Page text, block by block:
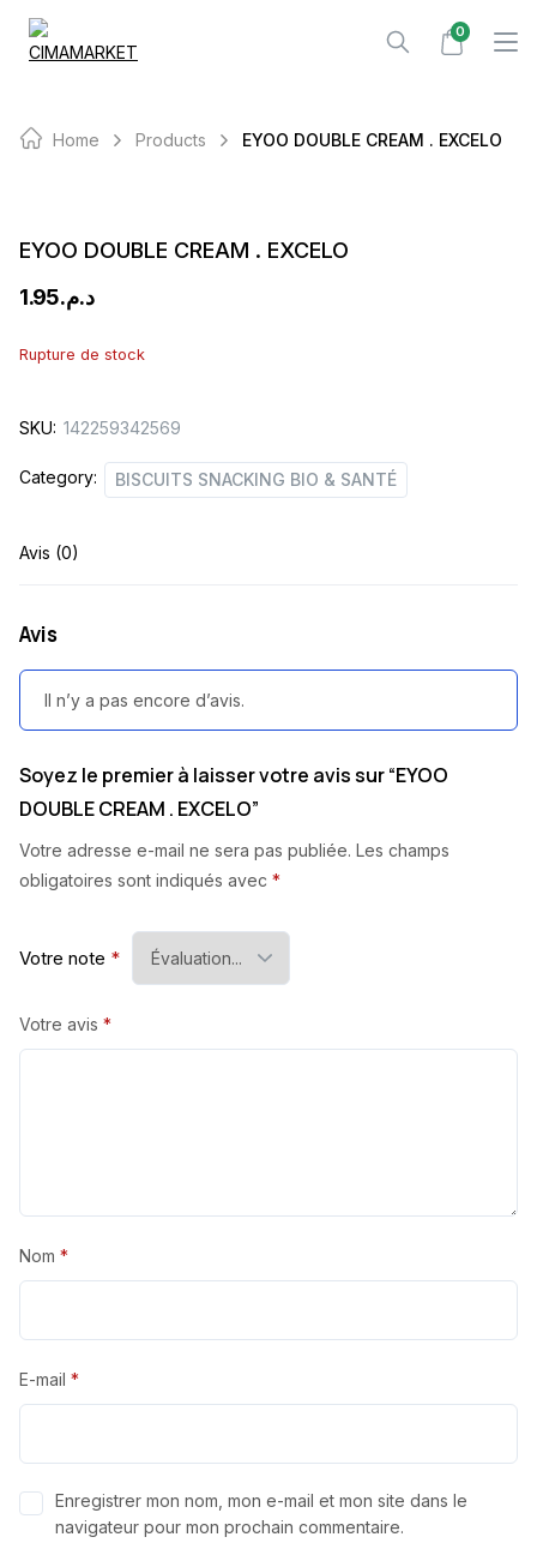
Skip
0
Home Products EYOO DOUBLE CREAM . EXCELO
EYOO DOUBLE CREAM . EXCELO
د.م.1.95
Rupture de stock
SKU: 142259342569
Category: BISCUITS SNACKING BIO & SANTÉ
Avis (0)
Avis
Il n’y a pas encore d’avis.
Soyez le premier à laisser votre avis sur “EYOO
DOUBLE CREAM . EXCELO”
Votre adresse e-mail ne sera pas publiée. Les champs
obligatoires sont indiqués avec *
Votre note *
Votre avis *
Nom *
E-mail *
Enregistrer mon nom, mon e-mail et mon site dans le
navigateur pour mon prochain commentaire.